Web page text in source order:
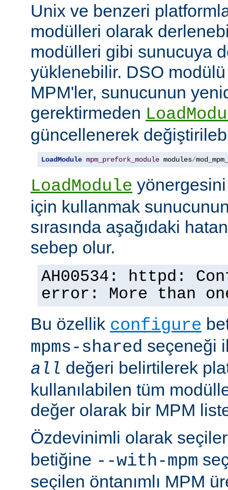
Unix ve benzeri
modülleri olarak
modülleri gibi sunucuya
yüklenebilir. DSO
MPM'ler, sunucunun
gerektirmeden
güncellenerek
LoadModule mpm_prefork_module modules/
LoadModule
için kullanmak
sırasında aşağıdaki
sebep olur.
AH00534: httpd:
error: More than
Bu özellik configure
mpms-shared seçeneği
all değeri belirtilerek
kullanılabilen tüm
değer olarak bir MPM
Özdevinimli olarak
betiğine --with-mpm
seçilen öntanımlı MPM